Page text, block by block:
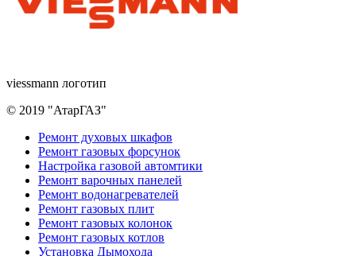
viessmann логотип
© 2019 "АтарГАЗ"
Дополнительное
меню
Ремонт духовых шкафов
Ремонт газовых форсунок
Настройка газовой автомтики
Ремонт варочных панелей
Ремонт водонагревателей
Ремонт газовых плит
Ремонт газовых колонок
Ремонт газовых котлов
Установка Дымохода